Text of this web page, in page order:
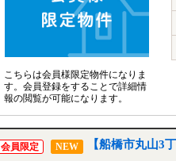
こちらは会員様限定物件になりま
す。会員登録をすることで詳細情
報の閲覧が可能になります。
会員限定 NEW 【船橋市丸山3